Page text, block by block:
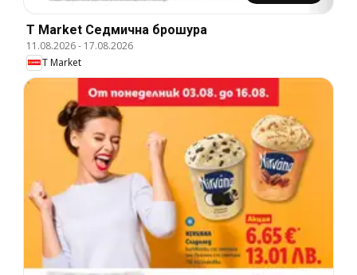
T Market Cедмична брошура
11.08.2026- 17.08.2026
T Market